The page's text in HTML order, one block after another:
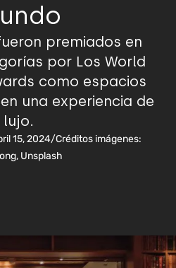
premiados en
por Los World
como espacios
una experiencia de
lujo.
15, 2024/Créditos imágenes:
Unsplash